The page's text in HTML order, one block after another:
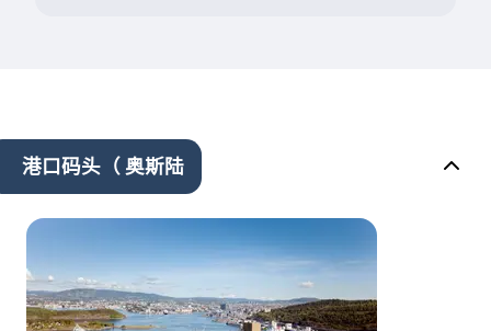
港口码头（ 奥斯陆